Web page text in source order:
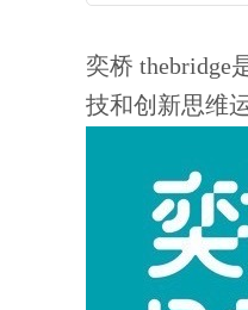
奕桥
技和创新思维运